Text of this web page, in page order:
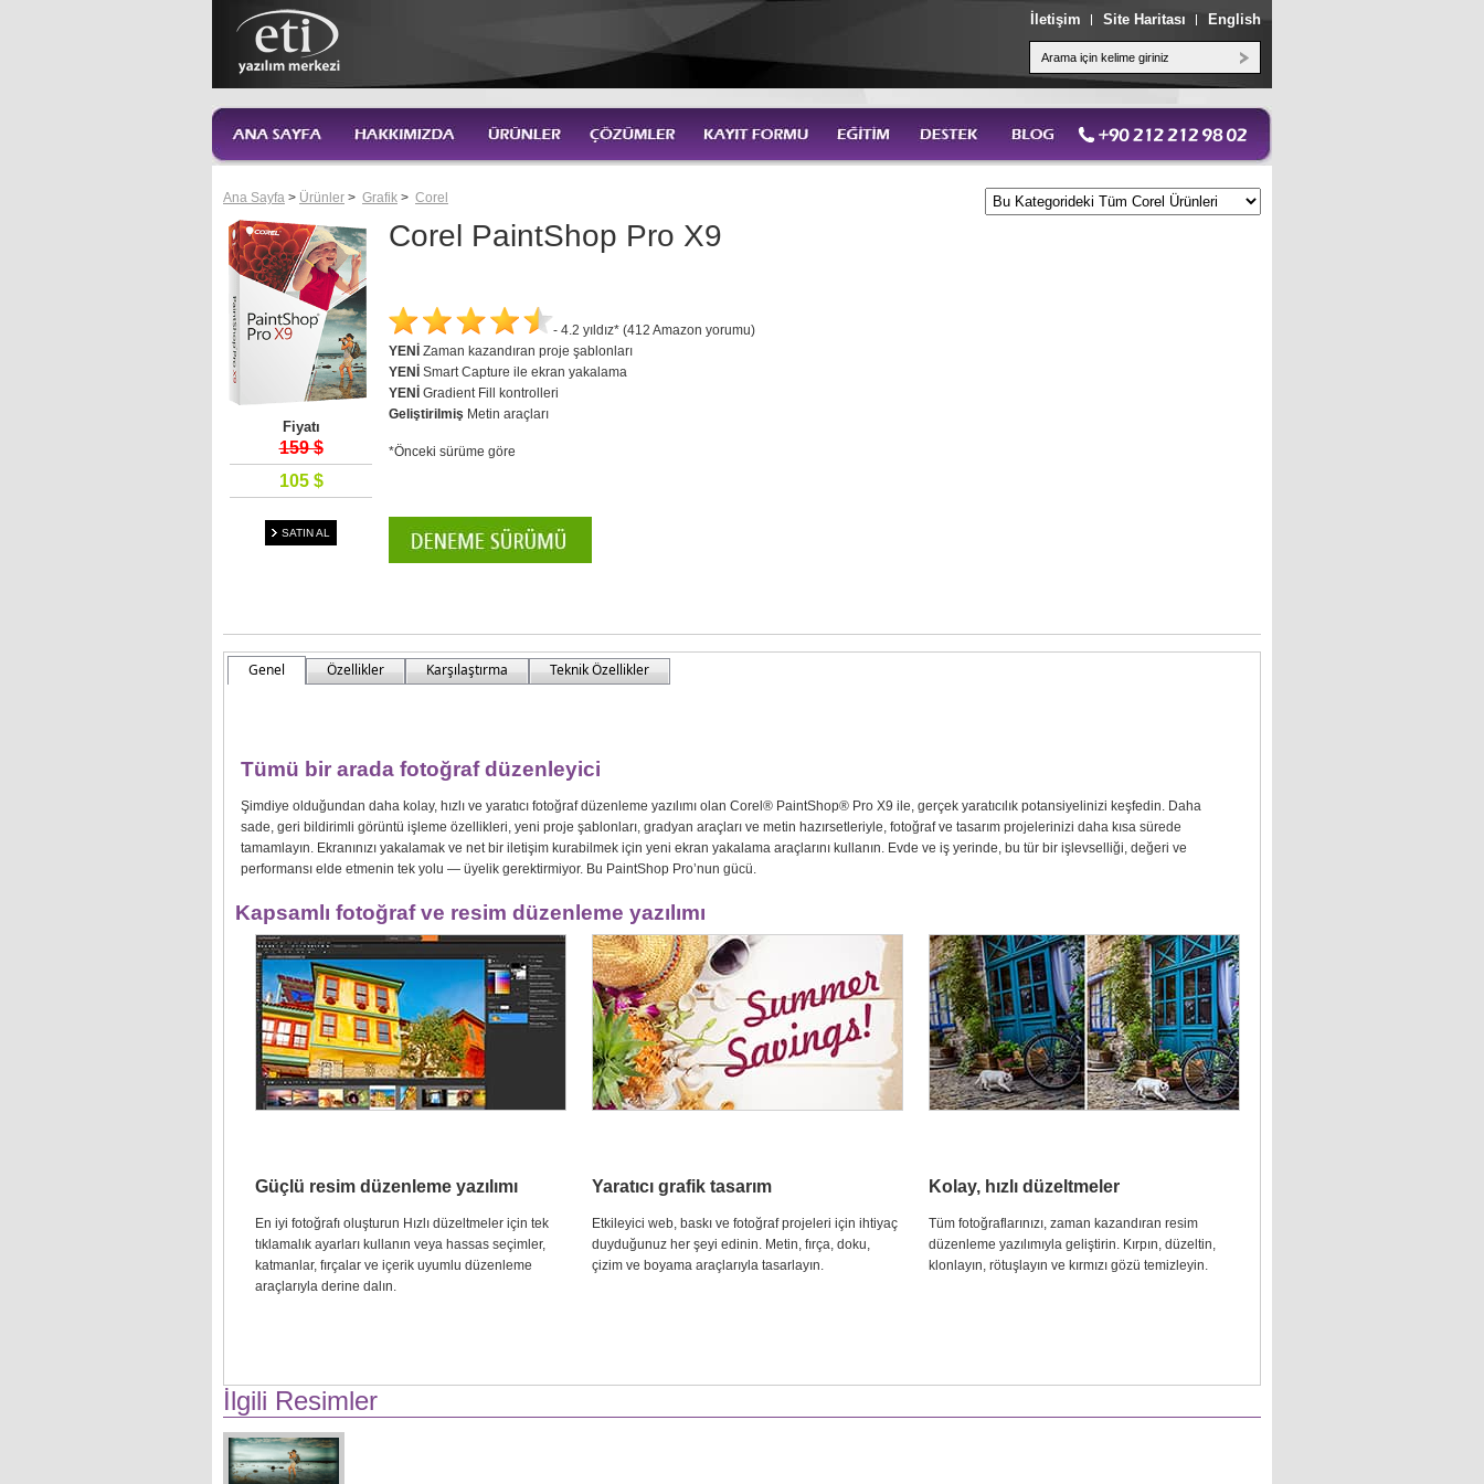
İletişim Site Haritası English
Ana Sayfa > Ürünler > Grafik > Corel
Fiyatı
159 $
105 $
SATIN AL
Corel PaintShop Pro X9
- 4.2 yıldız* (412 Amazon yorumu)
YENİ Zaman kazandıran proje şablonları
YENİ Smart Capture ile ekran yakalama
YENİ Gradient Fill kontrolleri
Geliştirilmiş Metin araçları
*Önceki sürüme göre
Genel Özellikler Karşılaştırma Teknik Özellikler
Tümü bir arada fotoğraf düzenleyici
Şimdiye olduğundan daha kolay, hızlı ve yaratıcı fotoğraf düzenleme yazılımı olan Corel® PaintShop® Pro X9 ile, gerçek yaratıcılık potansiyelinizi keşfedin. Daha
sade, geri bildirimli görüntü işleme özellikleri, yeni proje şablonları, gradyan araçları ve metin hazırsetleriyle, fotoğraf ve tasarım projelerinizi daha kısa sürede
tamamlayın. Ekranınızı yakalamak ve net bir iletişim kurabilmek için yeni ekran yakalama araçlarını kullanın. Evde ve iş yerinde, bu tür bir işlevselliği, değeri ve
performansı elde etmenin tek yolu — üyelik gerektirmiyor. Bu PaintShop Pro’nun gücü.
Kapsamlı fotoğraf ve resim düzenleme yazılımı
Güçlü resim düzenleme yazılımı
En iyi fotoğrafı oluşturun Hızlı düzeltmeler için tek
tıklamalık ayarları kullanın veya hassas seçimler,
katmanlar, fırçalar ve içerik uyumlu düzenleme
araçlarıyla derine dalın.
Yaratıcı grafik tasarım
Etkileyici web, baskı ve fotoğraf projeleri için ihtiyaç
duyduğunuz her şeyi edinin. Metin, fırça, doku,
çizim ve boyama araçlarıyla tasarlayın.
Kolay, hızlı düzeltmeler
Tüm fotoğraflarınızı, zaman kazandıran resim
düzenleme yazılımıyla geliştirin. Kırpın, düzeltin,
klonlayın, rötuşlayın ve kırmızı gözü temizleyin.
İlgili Resimler